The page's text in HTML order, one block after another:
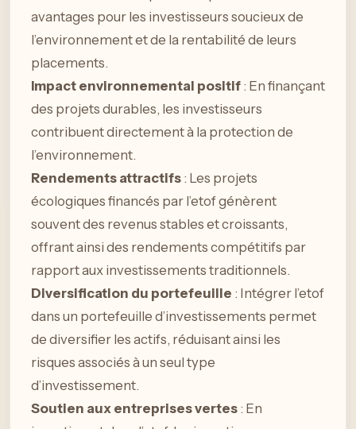
avantages pour les investisseurs soucieux de
l’environnement et de la rentabilité de leurs
placements.
Impact environnemental positif : En finançant
des projets durables, les investisseurs
contribuent directement à la protection de
l’environnement.
Rendements attractifs : Les projets
écologiques financés par l’etof génèrent
souvent des revenus stables et croissants,
offrant ainsi des rendements compétitifs par
rapport aux investissements traditionnels.
Diversification du portefeuille : Intégrer l’etof
dans un portefeuille d’investissements permet
de diversifier les actifs, réduisant ainsi les
risques associés à un seul type
d’investissement.
Soutien aux entreprises vertes : En